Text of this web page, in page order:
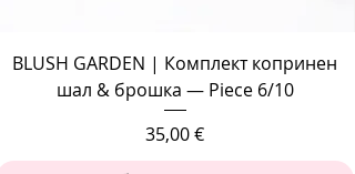
BLUSH GARDEN | Комплект копринен
шал & брошка — Piece 6/10
Цена
35,00 €